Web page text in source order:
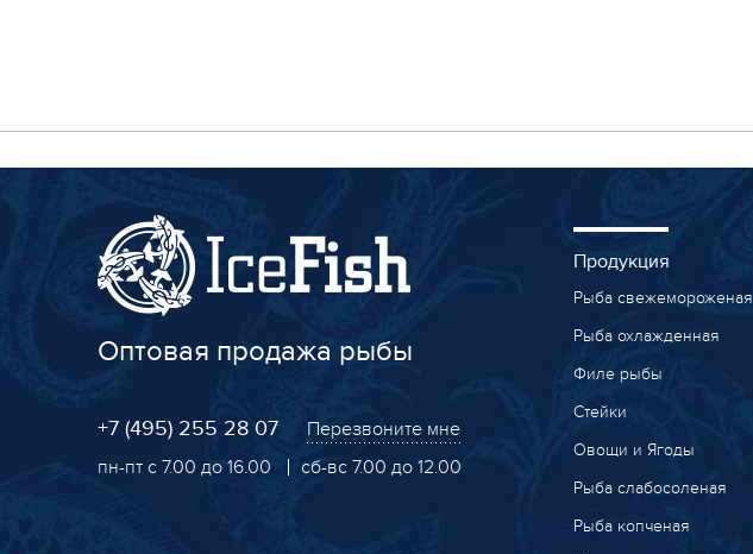
Оптовая продажа рыбы
+7 (495) 255 28 07
Перезвоните мне
пн-пт с 7.00 до 16.00
сб-вс 7.00 до 12.00
Продукция
Рыба свежемороженая
Рыба охлажденная
Филе рыбы
Стейки
Овощи и Ягоды
Рыба слабосоленая
Рыба копченая